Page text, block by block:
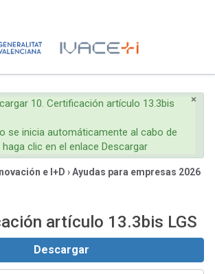
×
10. Certificación artículo 13.3bis
se inicia automáticamente al cabo de
clic en el enlace Descargar
e I+D ›Ayudas para empresas 2026
artículo 13.3bis LGS
Descargar